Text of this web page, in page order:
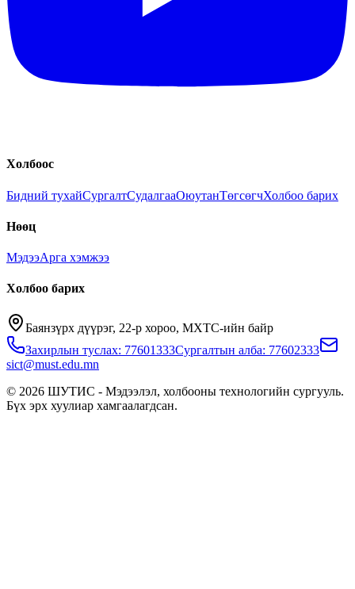
Холбоос
Бидний тухайСургалтСудалгааОюутанТөгсөгчХолбоо барих
Нөөц
МэдээАрга хэмжээ
Холбоо барих
Баянзүрх дүүрэг, 22-р хороо, МХТС-ийн байр
Захирлын туслах: 77601333Сургалтын алба: 77602333
sict@must.edu.mn
© 2026 ШУТИС - Мэдээлэл, холбооны технологийн сургууль.
Бүх эрх хуулиар хамгаалагдсан.